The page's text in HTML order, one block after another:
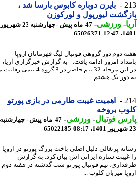
بایرن دوباره کابوس بارسا شد ،
لیورپول و لورکوزن
-ورزشی-
47 ماه پیش - چهارشنبه 23 شهریور
65026371
دوم دور گروهی فوتبال لیگ قهرمانان اروپا
امروز ادامه یافت. - به گزارش خبرگزاری آریا،
در این مرحله 32 تیم حاضر در 8
یک هشتم ...
اهمیت غیبت طارمی در بازی پورتو
بروخه
فوتبال-ورزشی-
47 ماه پیش - چهارشنبه
65022185
پرتغالی دلیل اصلی باخت بزرگ پورتو در اروپا
ستاره ایرانی اش بیان کرد. به گزارش
تیم فوتبال پورتو شب گذشته در هفته دوم
میزبان کلوب ...